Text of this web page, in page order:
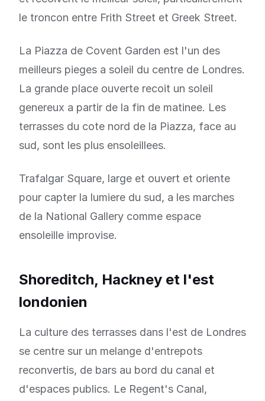
le troncon entre Frith Street et Greek Street.
La Piazza de Covent Garden est l'un des
meilleurs pieges a soleil du centre de Londres.
La grande place ouverte recoit un soleil
genereux a partir de la fin de matinee. Les
terrasses du cote nord de la Piazza, face au
sud, sont les plus ensoleillees.
Trafalgar Square, large et ouvert et oriente
pour capter la lumiere du sud, a les marches
de la National Gallery comme espace
ensoleille improvise.
Shoreditch, Hackney et l'est
londonien
La culture des terrasses dans l'est de Londres
se centre sur un melange d'entrepots
reconvertis, de bars au bord du canal et
d'espaces publics. Le Regent's Canal,